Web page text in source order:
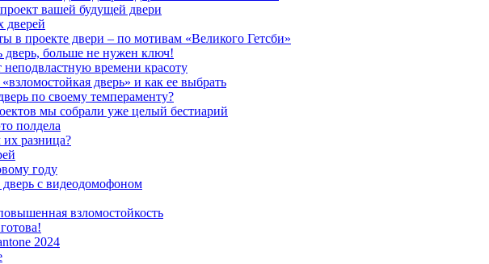
вашей будущей двери
в проекте двери – по мотивам «Великого Гетсби»
дверь, больше не нужен ключ!
неподвластную времени красоту
дверь» и как ее выбрать
по своему темпераменту?
мы собрали уже целый бестиарий
полдела
разница?
году
с видеодомофоном
взломостойкость
2024